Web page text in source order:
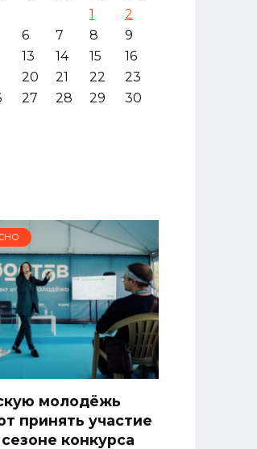
1
2
6 7 8
9
13 14 15
16
20 21 22
23
27 28 29
30
молодёжь
принять участие
конкурса